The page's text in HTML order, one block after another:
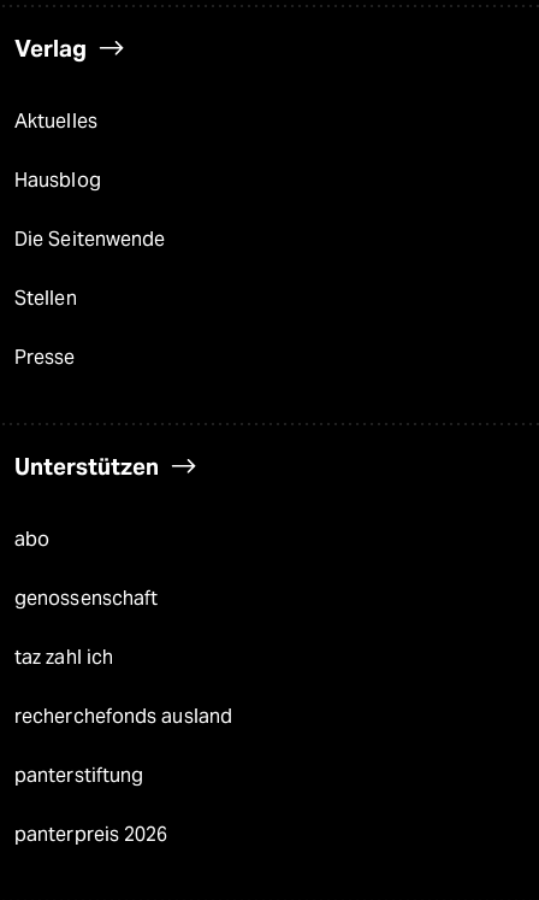
Verlag
Aktuelles
Hausblog
Die Seitenwende
Stellen
Presse
Unterstützen
abo
genossenschaft
taz zahl ich
recherchefonds ausland
panterstiftung
panterpreis 2026